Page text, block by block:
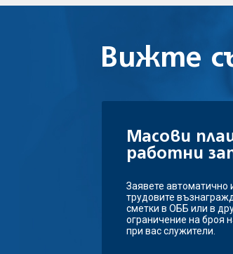
Вижте
Масови
работни
Заявете автоматично
трудовите
сметки в ОББ или в
ограничение на броя
при вас служители.